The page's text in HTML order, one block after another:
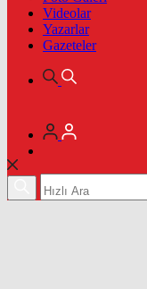
Videolar
Yazarlar
Gazeteler